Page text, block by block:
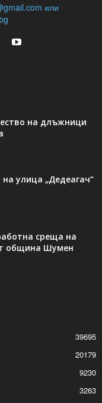
или
на длъжници
улица „Дедеагач“
среща на
община Шумен
39695
20179
9230
3263